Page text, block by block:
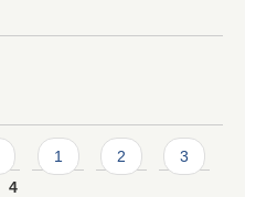
1 2
3
4